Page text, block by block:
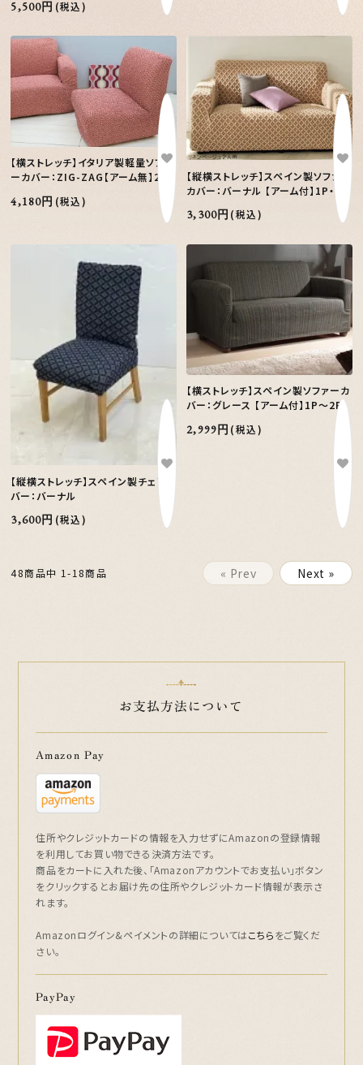
5,500円 (税込)
【横ストレッチ】イタリア製軽量ソファ
ーカバー：ZIG-ZAG【アーム無】2P
4,180円 (税込)
【縦横ストレッチ】スペイン製ソファー
カバー：バーナル 【アーム付】1P・2P
3,300円 (税込)
【縦横ストレッチ】スペイン製チェアカ
バー：バーナル
3,600円 (税込)
【横ストレッチ】スペイン製ソファーカ
バー：グレース 【アーム付】1P～2P
2,999円 (税込)
48商品中 1-18商品 « Prev Next »
お支払方法について
Amazon Pay
住所やクレジットカードの情報を入力せずにAmazonの登録情報
を利用してお買い物できる決済方法です。
商品をカートに入れた後、「Amazonアカウントでお支払い」ボタン
をクリックするとお届け先の住所やクレジットカード情報が表示さ
れます。
Amazonログイン&ペイメントの詳細についてはこちらをご覧くだ
さい。
PayPay